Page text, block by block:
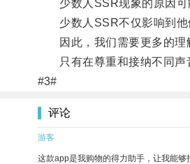
少数人SSR现象的原因可
少数人SSR不仅影响到他
因此，我们需要更多的理
只有在尊重和接纳不同声
#3#
评论
游客
这款app是我购物的得力助手，让我能够